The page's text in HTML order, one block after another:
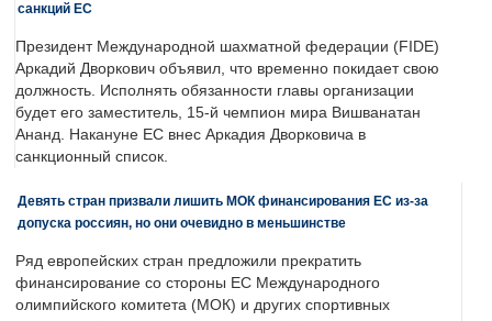
санкций ЕС
Президент Международной шахматной федерации (FIDE)
Аркадий Дворкович объявил, что временно покидает свою
должность. Исполнять обязанности главы организации
будет его заместитель, 15-й чемпион мира Вишванатан
Ананд. Накануне ЕС внес Аркадия Дворковича в
санкционный список.
Девять стран призвали лишить МОК финансирования ЕС из-за
допуска россиян, но они очевидно в меньшинстве
Ряд европейских стран предложили прекратить
финансирование со стороны ЕС Международного
олимпийского комитета (МОК) и других спортивных